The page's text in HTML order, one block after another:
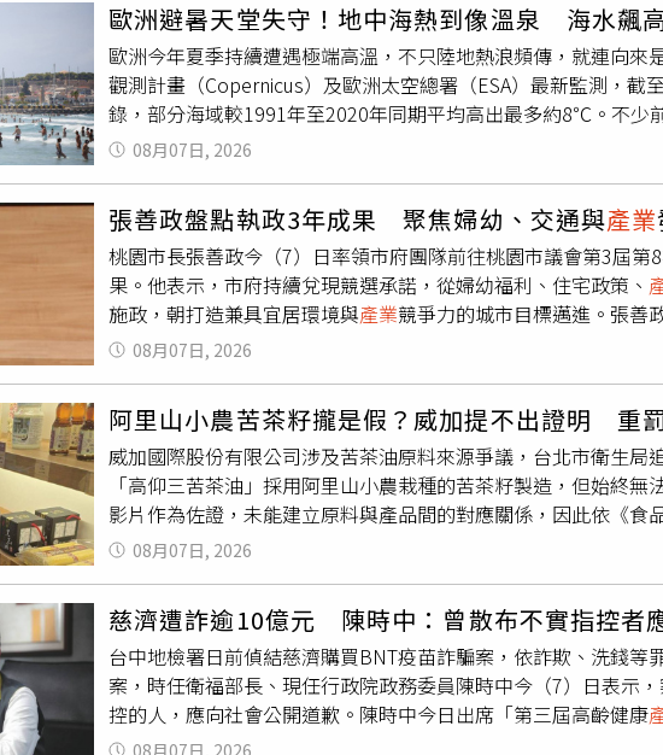
麟在2022年到2024年期間有601萬的收入無法交代合理來源，在
月以來，鄭亦麟首度出庭表示，他2020年4月離開經濟部轉任外
夥伴，才認識東煒建設董座父子陳健盛、陳冠滔，但陳姓父子
壓，只跟台電問過東煒建設的投資案有無電力上升的空間，並
公職不方便收仲介費，陳冠滔提議以「裝潢費」名義支付，他
萬元是弟弟付出勞務的報酬。財產來源不明的部分，鄭亦麟說
會給幾萬塊的紅包；有次爸爸擔心他北上工作開銷大，另外給了
歐洲避暑天堂失守！地中海熱到像溫泉 海水飆
歐洲今年夏季持續遭遇極端高溫，不只陸地熱浪頻傳，就連向
觀測計畫（Copernicus）及歐洲太空總署（ESA）最新監測，
錄，部分海域較1991年至2020年同期平均高出最多約8℃。不少
海水不像往年冰涼，反而暖得像泡溫泉，幾乎感受不到消暑效
持續擴大，法國南部、義大利及科西嘉島周邊海域海溫異常升
白尼海洋服務（Copernicus Marine Service，CMEMS）提供的
（ESA Climate Change Initiative，ESA-CCI）建立的長期衛星資
監測顯示，升溫最明顯的區域集中在法國南部外海，以及科西嘉
大利半島沿岸。其中，法國獅子灣（Gulf of Lion）、利古里亞海
域普遍高於長期平均約6℃，部分區域更突破8℃，成為此次海洋
地中海海表溫度創下歷來6月新高，部分海域較長年平均高出
顯示，截至6月底，歐洲多數海域皆呈現高於平均值的情況，包
都出現不同程度升溫，顯示暖化現象並非侷限於單一海域，而是
導，不少正在地中海沿岸度假的旅客都明顯感受到海水溫度異
卻像溫熱浴池，幾乎沒有降溫效果；也有人說，今年海水「暖
一年更熱，顛覆許多人對地中海夏季清涼海水的印象。科學家指
Heatwave），是指海表溫度持續多天甚至數週高於歷史平均值
時間及強度都有明顯增加的趨勢，而地中海更被視為全球暖化
表溫度創新高，再度引發外界關注氣候變遷影響。哥白尼氣候變
均海表溫度也刷新歷來6月最高紀錄，超越2023年及2024年同期
前歷史紀錄再高0.1℃，代表全球海洋仍持續吸收大量因溫室氣體
過九成因氣候變遷所增加的熱能，因此海表溫度變化被視為觀
化、海草床退化、魚群遷移、藻華大量繁殖及部分海洋生物死亡
08月07日, 2026
張善政盤點執政3年成果 聚焦婦幼、交通與產業
桃園市長張善政今（7）日率領市府團隊前往桃園市議會第3屆
果。他表示，市府持續兌現競選承諾，從婦幼福利、住宅政策、
施政，朝打造兼具宜居環境與產業競爭力的城市目標邁進。張善
護、自費疫苗補助及新生兒先天性代謝異常疾病全額篩檢等措
市府首創公私協力托育模式，整體托育覆蓋率已由上任初期的
高。教育政策方面，桃園率先在六都全面推動國中小免費營養
時投入超過150億元辦理校舍新建與擴建工程，更新10萬套老舊
住宅政策方面，張善政表示，桃園率先推動可負擔住宅制度，
戶。社會住宅推動至今已有14處、4374戶完工，預計明年9月
社宅目標邁進。在產業發展方面，張善政指出，龍潭科學園區三
政院核定；航空城I基地也將啟動建設，總投資金額約520億元，
專區持續推進，截至今年7月底，投資服務中心協助案件累計
朝年底北段7站提前通車目標推進，綠線延伸中壢、三鶯線延伸
園幹線公車已新增7條路線，「桃小巴」預計年底突破120條，強
推動智慧治理，包括率先制定《桃園市火災預防自治條例》，推
導入AI科技改善噪音問題，相關陳情案件較高峰減少約42％，
均延滯時間下降16.6％。他最後指出，桃園持續推動水資源循環
市獎項肯定。今年也將透過地景藝術節、珍珠海岸國際音樂節及
08月07日, 2026
阿里山小農苦茶籽攏是假？威加提不出證明 重
威加國際股份有限公司涉及苦茶油原料來源爭議，台北市衛生
「高仰三苦茶油」採用阿里山小農栽種的苦茶籽製造，但始終
影片作為佐證，未能建立原料與產品間的對應關係，因此依《
罰新台幣300萬元。隨著苦茶油接連驗出一級致癌物苯駢芘超標
波苦茶油食安風暴源於衛生福利部食品藥物管理署日前接獲永
疑，威加公司涉嫌將進口自大陸的苦茶籽混充為台灣苦茶籽，再
續釐清。台北市衛生局指出，威加公司對外宣稱「在地金花小菓
成，但接受調查時，僅提供採購代理人拍攝的苦茶籽採收照片及
料，也未提出採購契約、交易紀錄、流向資料、驗收紀錄等足
間的追溯鏈。衛生局表示，食品業者依法應對原料採購、驗收、
08月07日, 2026
慈濟遭詐逾10億元 陳時中：曾散布不實指控者
台中地檢署日前偵結慈濟購買BNT疫苗詐騙案，依詐欺、洗錢
案，時任衛福部長、現任行政院政務委員陳時中今（7）日表示
控的人，應向社會公開道歉。陳時中今日出席「第三屆高齡健康
安全，但當時正值選舉期間，有人基於政治利益，不斷對執政